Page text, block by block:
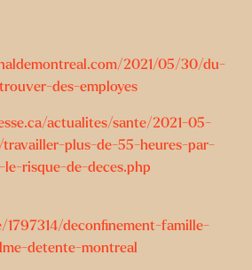
2021/05/30/du-
des-employes
actualites/sante/2021-05-
plus-de-55-heures-par-
le-risque-de-deces.php
1797314/deconfinement-famille-
detente-montreal